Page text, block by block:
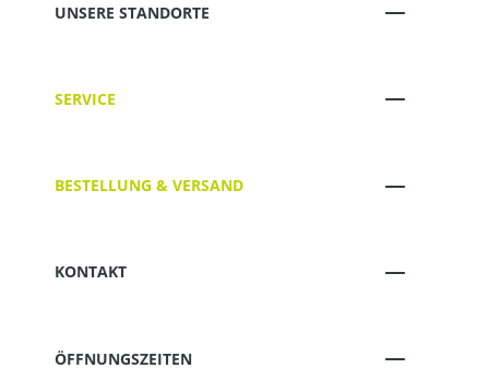
UNSERE STANDORTE
SERVICE
BESTELLUNG & VERSAND
KONTAKT
ÖFFNUNGSZEITEN